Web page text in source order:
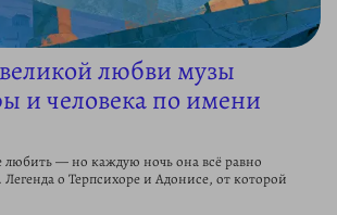
любви музы
и человека по имени
любить — но каждую ночь она всё равно
Легенда о Терпсихоре и Адонисе, от которой